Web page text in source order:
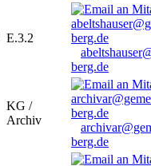
E.3.2
berg.de
KG /
Archiv
berg.de